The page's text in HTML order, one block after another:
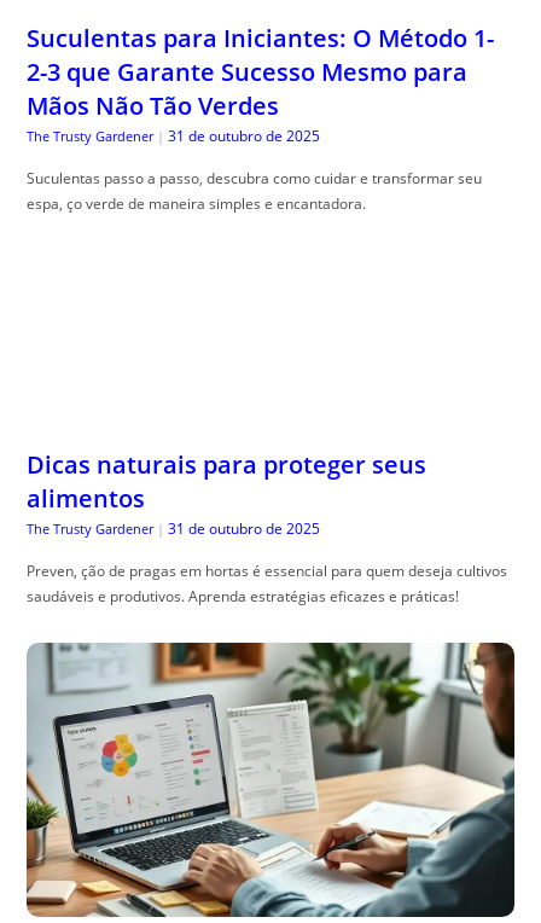
Suculentas para Iniciantes: O Método 1-
2-3 que Garante Sucesso Mesmo para
Mãos Não Tão Verdes
The Trusty Gardener | 31 de outubro de 2025
Suculentas passo a passo, descubra como cuidar e transformar seu
espa, ço verde de maneira simples e encantadora.
Dicas naturais para proteger seus
alimentos
The Trusty Gardener | 31 de outubro de 2025
Preven, ção de pragas em hortas é essencial para quem deseja cultivos
saudáveis e produtivos. Aprenda estratégias eficazes e práticas!